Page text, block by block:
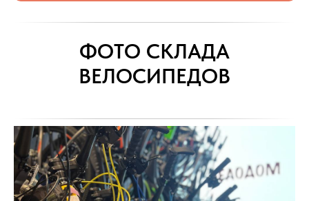
ФОТО СКЛАДА
ВЕЛОСИПЕДОВ